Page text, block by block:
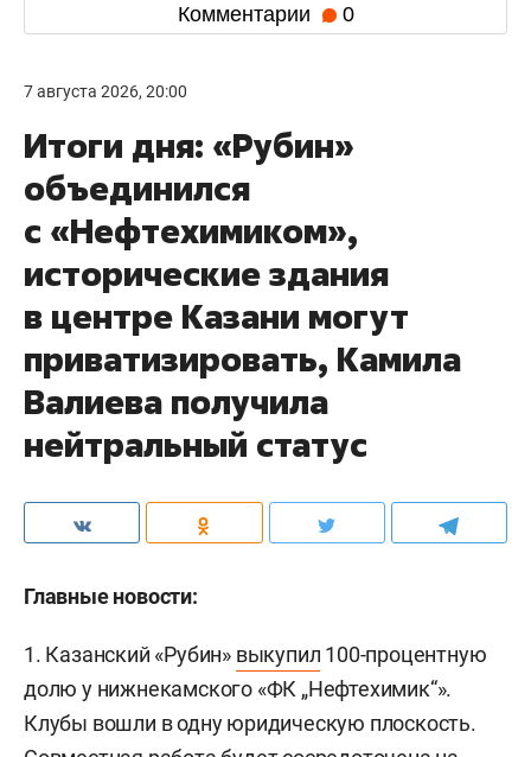
Комментарии 0
7 августа 2026, 20:00
Итоги дня: «Рубин»
объединился
с «Нефтехимиком»,
исторические здания
в центре Казани могут
приватизировать, Камила
Валиева получила
нейтральный статус
Главные новости:
1. Казанский «Рубин» выкупил 100-процентную
долю у нижнекамского «ФК „Нефтехимик“».
Клубы вошли в одну юридическую плоскость.